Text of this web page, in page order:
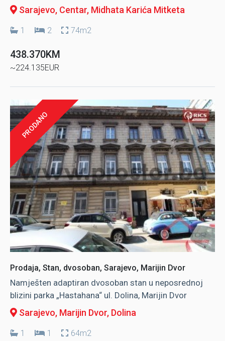
Sarajevo, Centar, Midhata Karića Mitketa
1 2 74m2
438.370KM
~224.135EUR
PRODANO
Prodaja, Stan, dvosoban, Sarajevo, Marijin Dvor
Namješten adaptiran dvosoban stan u neposrednoj
blizini parka „Hastahana“ ul. Dolina, Marijin Dvor
Sarajevo, Marijin Dvor, Dolina
1 1 64m2